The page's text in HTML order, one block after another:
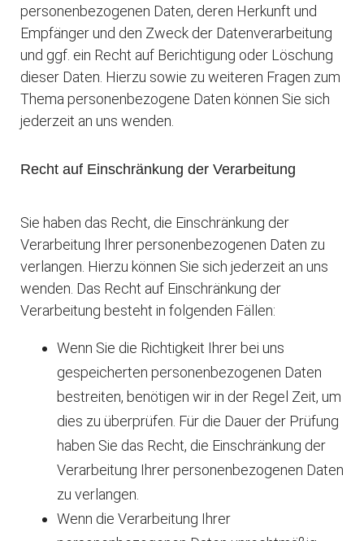
personenbezogenen Daten, deren Herkunft und
Empfänger und den Zweck der Datenverarbeitung
und ggf. ein Recht auf Berichtigung oder Löschung
dieser Daten. Hierzu sowie zu weiteren Fragen zum
Thema personenbezogene Daten können Sie sich
jederzeit an uns wenden.
Recht auf Einschränkung der Verarbeitung
Sie haben das Recht, die Einschränkung der
Verarbeitung Ihrer personenbezogenen Daten zu
verlangen. Hierzu können Sie sich jederzeit an uns
wenden. Das Recht auf Einschränkung der
Verarbeitung besteht in folgenden Fällen:
Wenn Sie die Richtigkeit Ihrer bei uns
gespeicherten personenbezogenen Daten
bestreiten, benötigen wir in der Regel Zeit, um
dies zu überprüfen. Für die Dauer der Prüfung
haben Sie das Recht, die Einschränkung der
Verarbeitung Ihrer personenbezogenen Daten
zu verlangen.
Wenn die Verarbeitung Ihrer